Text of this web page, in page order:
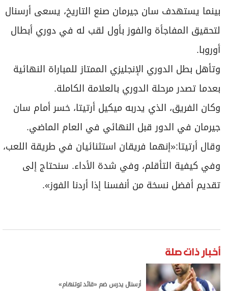
بينما يستهدف سان جيرمان صنع التاريخ، يسعى أرسنال
لتحقيق المفاجأة والفوز بأول لقب له في دوري أبطال
أوروبا.
وتأهل بطل الدوري الإنجليزي الممتاز للمباراة النهائية
بعدما تصدر مرحلة الدوري بالعلامة الكاملة.
وكان الفريق، الذي يدربه ميكيل أرتيتا، خسر أمام سان
جيرمان في الدور قبل النهائي في العام الماضي.
وقال أرتيتا:«إنهما فريقان استثنائيان في طريقة اللعب،
وفي كيفية التأقلم، وفي شدة الأداء. سنحتاج إلى
تقديم أفضل نسخة من أنفسنا إذا أردنا الفوز».
أخبار ذات صلة
أرسنال يدرس ضم «قائد توتنهام»